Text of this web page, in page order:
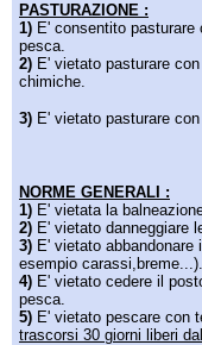
PASTURAZIONE :
1) E' consentito
pesca.
2) E' vietato pasturare
chimiche.
3) E' vietato pasturare
NORME GENERALI :
1) E' vietata la
2) E' vietato danneggiare
3) E' vietato
esempio carassi,breme...).
4) E' vietato cedere il
pesca.
5) E' vietato pescare con
trascorsi 30 giorni liberi